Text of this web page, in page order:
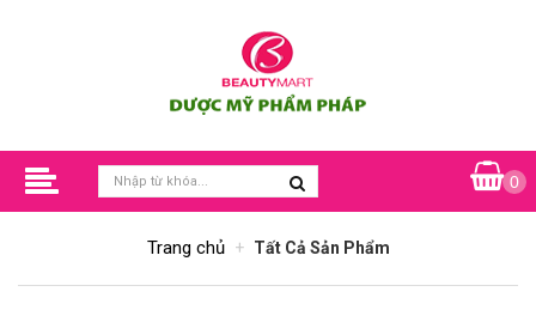
0
Trang chủ Tất Cả Sản Phẩm